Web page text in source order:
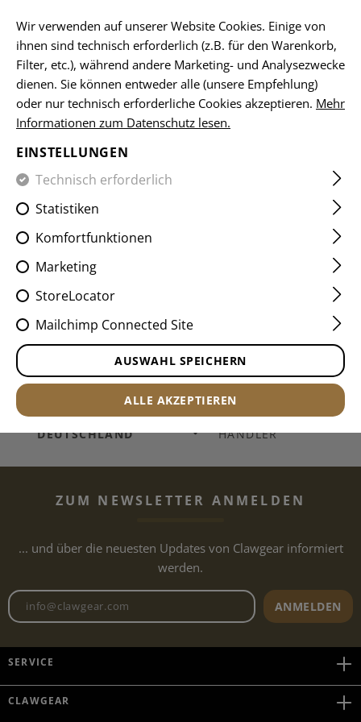
SCHALLDÄMPFER
FILTER
Keine Produkte gefunden.
KOSTENLOSER
VERSANDAB € 149,90
TAUSENDE
ARTIKEL
LAGERND
VERSAND NACH
DEUTSCHLAND
KAUFE LOKALBEIM
HÄNDLER
ZUM NEWSLETTER ANMELDEN
... und über die neuesten Updates von Clawgear informiert
werden.
Newsletter E-Mail-Adresse
ANMELDEN
SERVICE
CLAWGEAR
Wir verwenden auf unserer Website Cookies. Einige von
ihnen sind technisch erforderlich (z.B. für den Warenkorb,
Filter, etc.), während andere Marketing- und Analysezwecke
dienen. Sie können entweder alle (unsere Empfehlung)
oder nur technisch erforderliche Cookies akzeptieren. Mehr
Informationen zum Datenschutz lesen.
EINSTELLUNGEN
Technisch erforderlich
Statistiken
Komfortfunktionen
Marketing
StoreLocator
Mailchimp Connected Site
AUSWAHL SPEICHERN
ALLE AKZEPTIEREN